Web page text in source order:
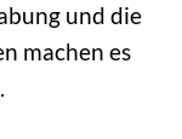
und die
machen es